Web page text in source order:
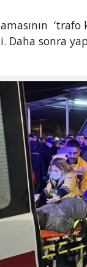
‘trafo
sonra